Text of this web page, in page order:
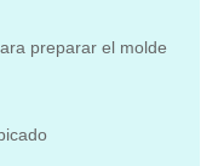
preparar el molde